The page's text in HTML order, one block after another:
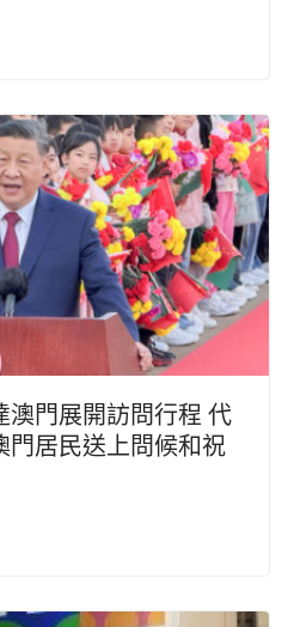
澳門展開訪問行程 代
門居民送上問候和祝